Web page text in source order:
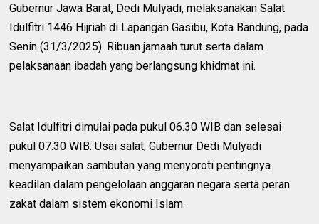
Gubernur Jawa Barat, Dedi Mulyadi, melaksanakan Salat
Idulfitri 1446 Hijriah di Lapangan Gasibu, Kota Bandung, pada
Senin (31/3/2025). Ribuan jamaah turut serta dalam
pelaksanaan ibadah yang berlangsung khidmat ini.
Salat Idulfitri dimulai pada pukul 06.30 WIB dan selesai
pukul 07.30 WIB. Usai salat, Gubernur Dedi Mulyadi
menyampaikan sambutan yang menyoroti pentingnya
keadilan dalam pengelolaan anggaran negara serta peran
zakat dalam sistem ekonomi Islam.